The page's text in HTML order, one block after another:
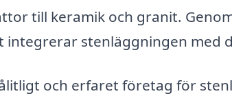
till keramik och granit.
integrerar stenläggningen med
och erfaret företag för